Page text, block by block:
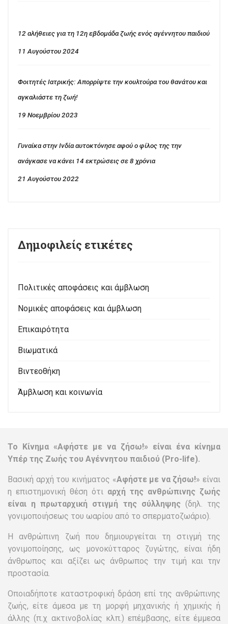
12 αλήθειες για τη 12η εβδομάδα ζωής ενός αγέννητου παιδιού
11 Αυγούστου 2024
Φοιτητές Ιατρικής: Απορρίψτε την κουλτούρα του θανάτου και
αγκαλιάστε τη ζωή!
19 Νοεμβρίου 2023
Γυναίκα στην Ινδία αυτοκτόνησε αφού ο φίλος της την
ανάγκασε να κάνει 14 εκτρώσεις σε 8 χρόνια
21 Αυγούστου 2022
Δημοφιλείς ετικέτες
Πολιτικές αποφάσεις και άμβλωση
Νομικές αποφάσεις και άμβλωση
Επικαιρότητα
Βιωματικά
Βιντεοθήκη
Άμβλωση και κοινωνία
Το Κίνημα «Αφήστε με να ζήσω!» είναι ένα κίνημα
Υπέρ της Ζωής του Αγέννητου παιδιού (Pro-life).
Βασική αρχή του κινήματος «Αφήστε με να ζήσω!» είναι
η επιστημονική θέση ότι αρχή της ανθρώπινης ζωής
είναι η πρωταρχική στιγμή της σύλληψης(δηλ. της
γονιμοποιήσεως του ωαρίου από το σπερματοζωάριο).
Η ανθρώπινη ζωή που δημιουργείται τη στιγμή της
γονιμοποίησης, ως μονοκύτταρος ζυγώτης, είναι ήδη
άνθρωπος και αξίζει ως άνθρωπος την τιμή και την
προστασία.
Οποιαδήποτε καταστροφική δράση επί της ανθρώπινης
ζωής, είτε άμεσα με τη μορφή μηχανικής ή χημικής ή
άλλης (π.χ ακτινοβολίας κλπ.) επέμβασης, είτε έμμεσα